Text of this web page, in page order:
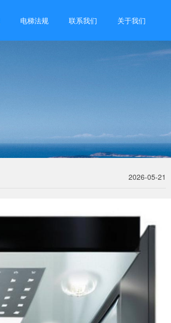
电梯法规 联系我们 关于我们
2026-05-21